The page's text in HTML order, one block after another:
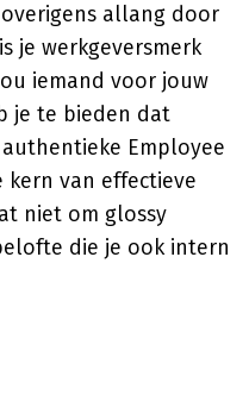
allang door
je werkgeversmerk
iemand voor jouw
je te bieden dat
Employee
van effectieve
niet om glossy
die je ook intern